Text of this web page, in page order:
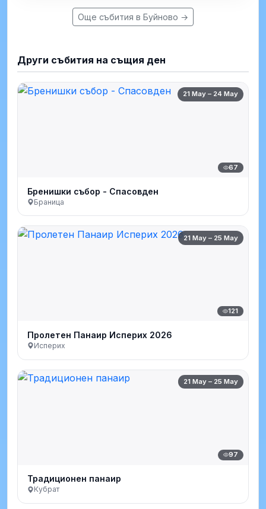
Още събития в Буйново →
Други събития на същия ден
21 May – 24 May
67
Бренишки събор - Спасовден
Браница
21 May – 25 May
121
Пролетен Панаир Исперих 2026
Исперих
21 May – 25 May
97
Традиционен панаир
Кубрат